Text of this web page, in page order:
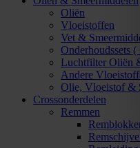
Oliën
Vloeistoffen
Vet &
Onderhoudssets
Luchtfilter Oliën
Andere
Olie, Vloeistof &
Crossonderdelen
Remmen